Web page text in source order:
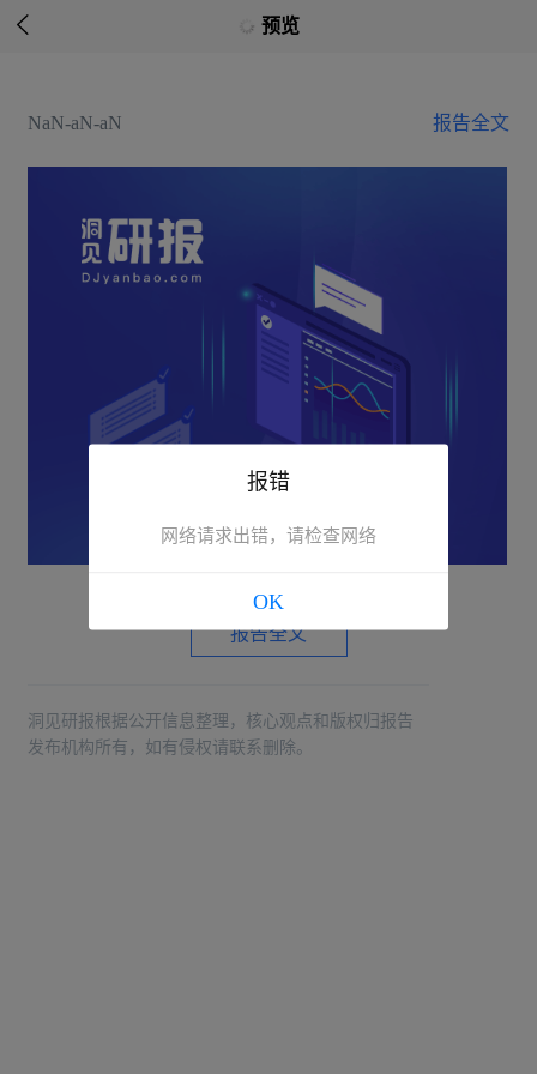
 预览
NaN-aN-aN 报告全文
报告全文
洞见研报根据公开信息整理，核心观点和版权归报告
发布机构所有，如有侵权请联系删除。
报错
网络请求出错，请检查网络
OK